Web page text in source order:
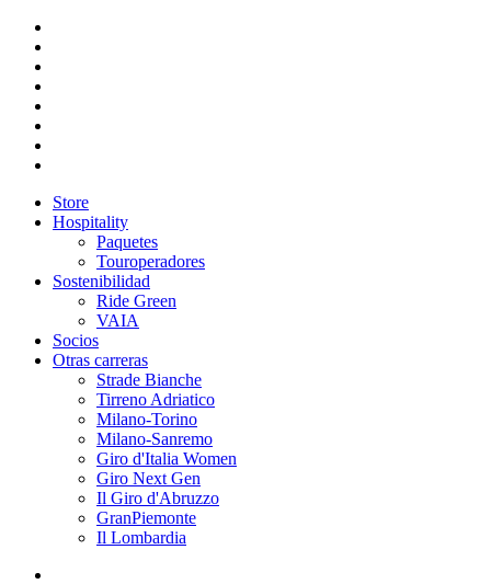
Store
Hospitality
Paquetes
Touroperadores
Sostenibilidad
Ride Green
VAIA
Socios
Otras carreras
Strade Bianche
Tirreno Adriatico
Milano-Torino
Milano-Sanremo
Giro d'Italia Women
Giro Next Gen
Il Giro d'Abruzzo
GranPiemonte
Il Lombardia